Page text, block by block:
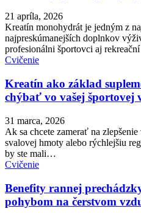
21 apríla, 2026
Kreatín monohydrát je jedným z
najpreskúmanejších doplnkov
profesionálni športovci aj
Cvičenie
Kreatín ako základ
chýbať vo vašej športovej
31 marca, 2026
Ak sa chcete zamerať na
svalovej hmoty alebo rýchlejšiu
by ste mali…
Cvičenie
Benefity rannej
pohybom na čerstvom